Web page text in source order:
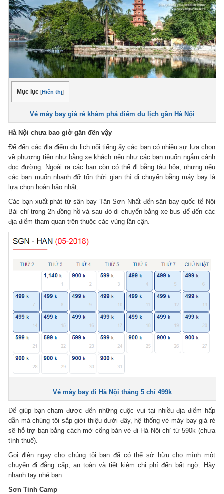
Mục lục [Hiển thị]
Vé máy bay giá rẻ khám phá điểm du lịch gần Hà Nội
Hà Nội chưa bao giờ gần đến vậy
Để đến các địa điểm du lịch nổi tiếng ấy các bạn có nhiều sự lựa chọn
về phương tiện như bằng xe khách nếu như các bạn muốn ngắm cảnh
dọc đường. Ngoài ra các bạn còn có thể đi bằng tàu hỏa, nhưng nếu
các bạn muốn nhanh đỡ tốn thời gian thì di chuyển bằng máy bay là
lựa chọn hoàn hảo nhất.
Các bạn xuất phát từ sân bay Tân Sơn Nhất đến sân bay quốc tế Nội
Bài chỉ trong 2h đồng hồ và sau đó di chuyển bằng xe bus để đến các
địa điểm tham quan trên thuộc các vùng lần cận.
Vé máy bay đi Hà Nội tháng 5 chỉ 499k
Để giúp bạn chạm được đến những cuộc vui tại nhiều địa điểm hấp
dẫn mà chúng tôi sắp giới thiệu dưới đây, hệ thống vé máy bay giá rẻ
sẽ hỗ trợ bạn bằng cách mở cổng bán vé đi Hà Nội chỉ từ 590k (chưa
tính thuế).
Gọi điện ngay cho chúng tôi bạn đã có thể sở hữu cho mình một
chuyến đi đẳng cấp, an toàn và tiết kiệm chi phí đến bất ngờ. Hãy
nhanh tay nhé bạn
Sơn Tinh Camp